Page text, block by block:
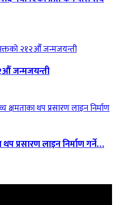
जन्मजयन्ती
प्रसारण लाइन निर्माण गर्ने…